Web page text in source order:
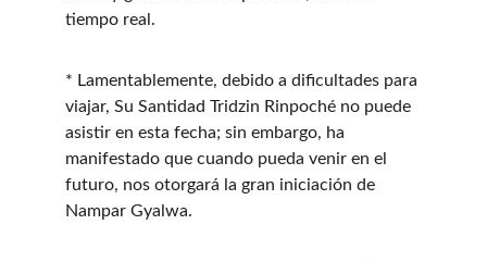
tiempo real.
* Lamentablemente, debido a dificultades para
viajar, Su Santidad Tridzin Rinpoché no puede
asistir en esta fecha; sin embargo, ha
manifestado que cuando pueda venir en el
futuro, nos otorgará la gran iniciación de
Nampar Gyalwa.